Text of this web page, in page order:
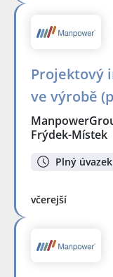
Projektový
ve výrobě
Frýdek-Místek
Plný úvazek
včerejší